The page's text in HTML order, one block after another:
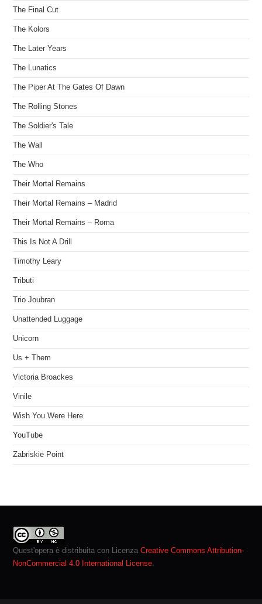
The Final Cut
The Kolors
The Later Years
The Lunatics
The Piper At The Gates Of Dawn
The Rolling Stones
The Soldier's Tale
The Wall
The Who
Their Mortal Remains
Their Mortal Remains – Madrid
Their Mortal Remains – Roma
This Is Not A Drill
Timothy Leary
Tributi
Trio Joubran
Unattended Luggage
Unicorn
Us + Them
Victoria Broackes
Vinile
Wish You Were Here
YouTube
Zabriskie Point
Quest'opera è distribuita con LicenzaCreative Commons Attribution-
NonCommercial 4.0 International License.